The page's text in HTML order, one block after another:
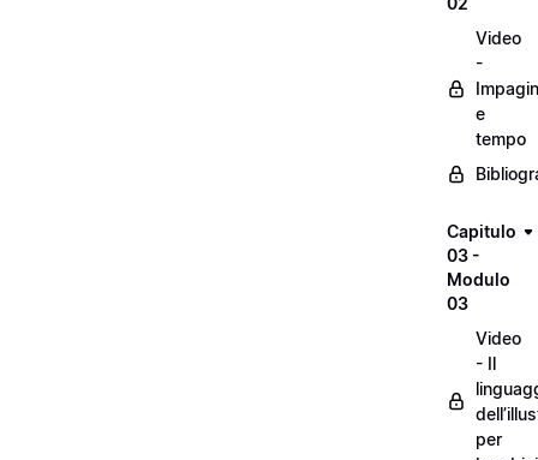
Video
-
e
tempo
Capitulo
03 -
Modulo
03
Video
- Il
per